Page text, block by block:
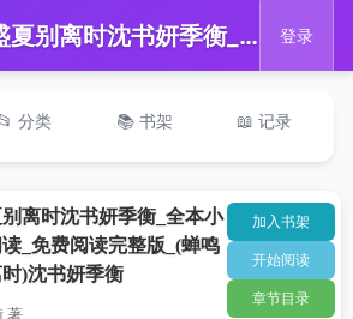
📖 蝉鸣盛夏别离时沈书妍季衡_全本小说免费阅读_免费阅读完整版_(蝉鸣盛夏别离时)沈书妍季衡 登录
分类 📚 书架 📖 记录
离时沈书妍季衡_全本小
_免费阅读完整版_(蝉鸣
)沈书妍季衡
著
加入书架
开始阅读
章节目录